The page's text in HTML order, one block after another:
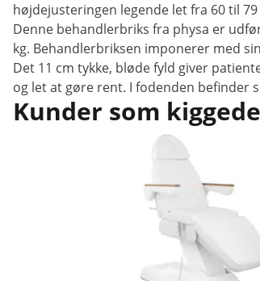
højdejusteringen legende let fra 60 til
Denne behandlerbriks fra physa er
kg. Behandlerbriksen imponerer med
Det 11 cm tykke, bløde fyld giver
og let at gøre rent. I fodenden befinder
Kunder som